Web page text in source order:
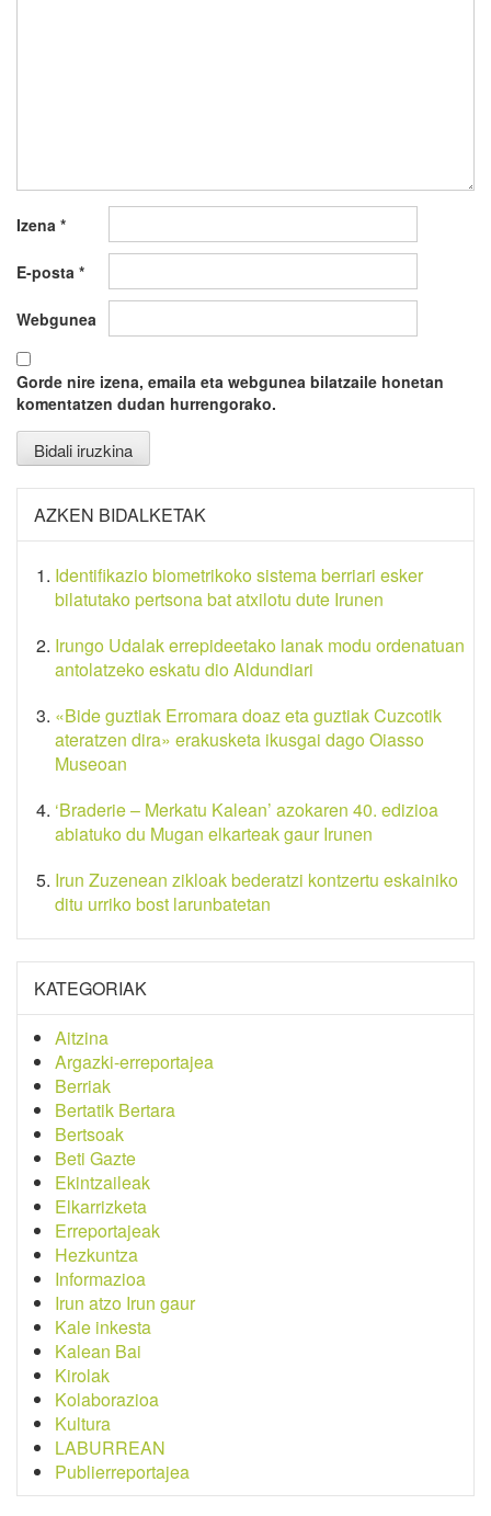
Izena *
E-posta *
Webgunea
Gorde nire izena, emaila eta webgunea bilatzaile honetan
komentatzen dudan hurrengorako.
AZKEN BIDALKETAK
Identifikazio biometrikoko sistema berriari esker
bilatutako pertsona bat atxilotu dute Irunen
Irungo Udalak errepideetako lanak modu ordenatuan
antolatzeko eskatu dio Aldundiari
«Bide guztiak Erromara doaz eta guztiak Cuzcotik
ateratzen dira» erakusketa ikusgai dago Oiasso
Museoan
‘Braderie – Merkatu Kalean’ azokaren 40. edizioa
abiatuko du Mugan elkarteak gaur Irunen
Irun Zuzenean zikloak bederatzi kontzertu eskainiko
ditu urriko bost larunbatetan
KATEGORIAK
Aitzina
Argazki-erreportajea
Berriak
Bertatik Bertara
Bertsoak
Beti Gazte
Ekintzaileak
Elkarrizketa
Erreportajeak
Hezkuntza
Informazioa
Irun atzo Irun gaur
Kale inkesta
Kalean Bai
Kirolak
Kolaborazioa
Kultura
LABURREAN
Publierreportajea